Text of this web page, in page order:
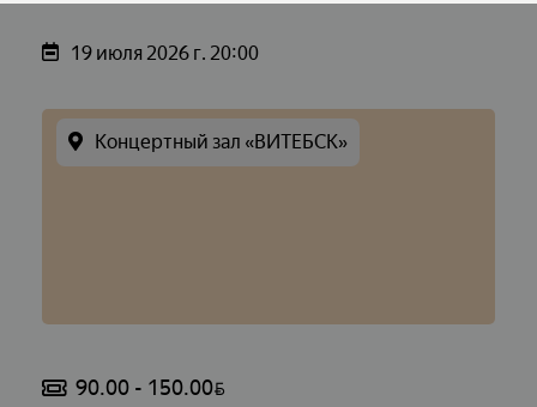
19 июля 2026 г. 20:00
Концертный зал «ВИТЕБСК»
90.00 - 150.00BYN